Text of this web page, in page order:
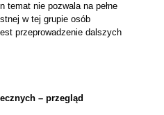
temat nie pozwala na pełne
w tej grupie osób
przeprowadzenie dalszych
– przegląd